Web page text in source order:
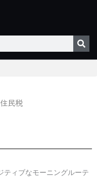
民税
ティブなモーニングルーテ